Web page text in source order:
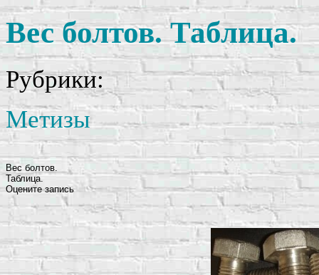
Вес болтов. Таблица.
Рубрики:
Метизы
Вес болтов.
Таблица.
Оцените запись